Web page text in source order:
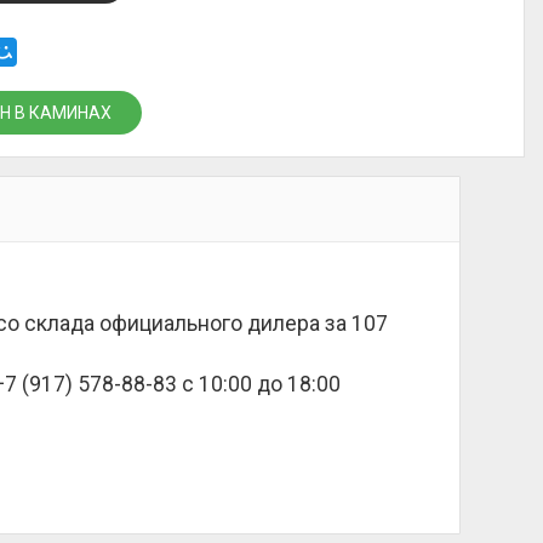
В КАМИНАХ
склада официального дилера за 107
(917) 578-88-83 с 10:00 до 18:00